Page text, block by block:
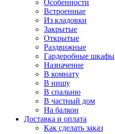
Особенности
Встроенные
Из кладовки
Закрытые
Открытые
Раздвижные
Гардеробные шкафы
Назначение
В комнату
В нишу
В спальню
В частный дом
На балкон
Доставка и оплата
Как сделать заказ